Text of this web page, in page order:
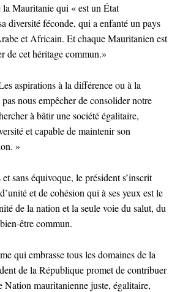
la Mauritanie qui « est un État
diversité féconde, qui a enfanté un pays
et Africain. Et chaque Mauritanien est
de cet héritage commun.»
aspirations à la différence ou à la
nous empêcher de consolider notre
à bâtir une société égalitaire,
et capable de maintenir son
»
sans équivoque, le président s’inscrit
et de cohésion qui à ses yeux est le
de la nation et la seule voie du salut, du
être commun.
qui embrasse tous les domaines de la
de la République promet de contribuer
Nation mauritanienne juste, égalitaire,